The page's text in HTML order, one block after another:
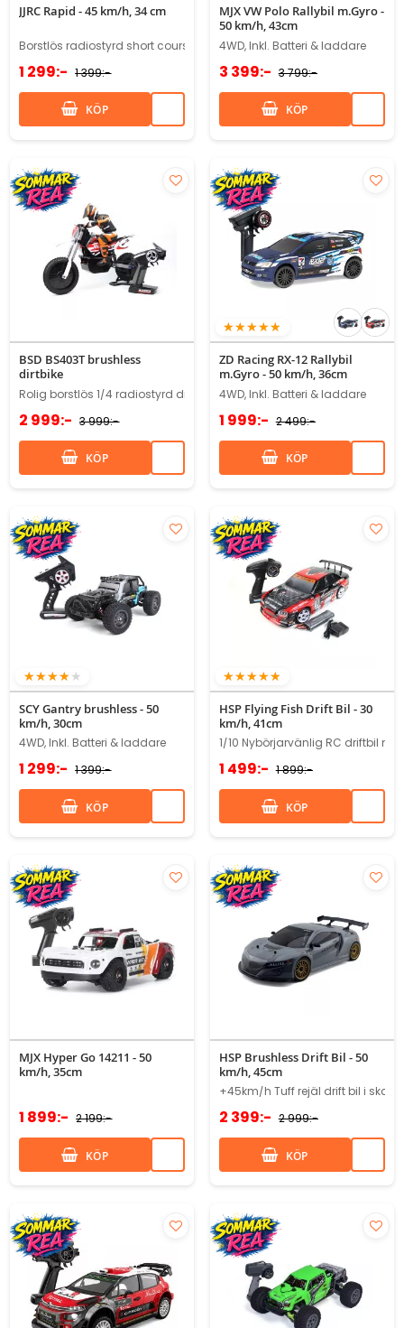
JJRC Rapid - 45 km/h, 34 cm
Borstlös radiostyrd short course i skala 1/16
1 299:- 1 399:-
KÖP
MJX VW Polo Rallybil m.Gyro -
50 km/h, 43cm
4WD, Inkl. Batteri & laddare
3 399:- 3 799:-
KÖP
BSD BS403T brushless
dirtbike
Rolig borstlös 1/4 radiostyrd dirtbike!
2 999:- 3 999:-
KÖP
100%
ZD Racing RX-12 Rallybil
m.Gyro - 50 km/h, 36cm
4WD, Inkl. Batteri & laddare
1 999:- 2 499:-
KÖP
76%
SCY Gantry brushless - 50
km/h, 30cm
4WD, Inkl. Batteri & laddare
1 299:- 1 399:-
KÖP
100%
HSP Flying Fish Drift Bil - 30
km/h, 41cm
1/10 Nybörjarvänlig RC driftbil
1 499:- 1 899:-
KÖP
MJX Hyper Go 14211 - 50
km/h, 35cm
1 899:- 2 199:-
KÖP
HSP Brushless Drift Bil - 50
km/h, 45cm
+45km/h Tuff rejäl drift bil i skala
2 399:- 2 999:-
KÖP